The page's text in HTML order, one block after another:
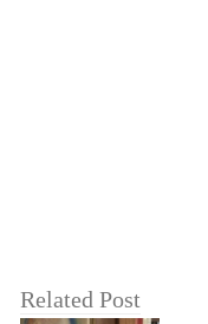
Related Post